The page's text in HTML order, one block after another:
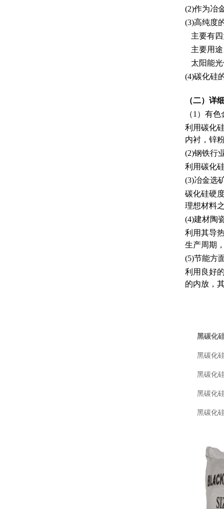
(2)作为冶
(3)高纯度
主要有四
主要用
太阳能光
(4)碳化硅
（二）详
（1）有
利用碳化
内衬，锌
(2)钢铁行
利用碳化
(3)冶金选
碳化硅硬
理想材料
(4)建材陶
利用其导
生产周期
(5)节能方
利用良好
的内放，
黑碳化
黑碳化
黑碳化
黑碳化
黑碳化